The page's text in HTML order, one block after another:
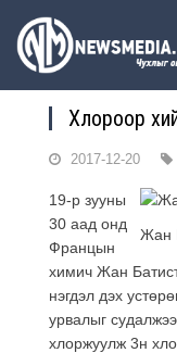
Хлороор
2017-12-20
Жан
19-р зууны
30 аад онд
Францын
химич Жан
нэгдэл дэх
урвалыг
хлоржуулж 3н